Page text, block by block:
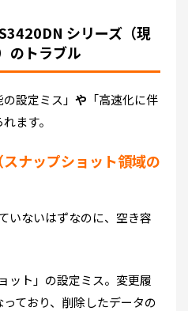
シリーズ（現
のトラブル
設定ミス」 や 「高速化に伴
ます。
スナップショット領域の
いないはずなのに、空き容
ット」の設定ミス。変更履
ており、削除したデータの